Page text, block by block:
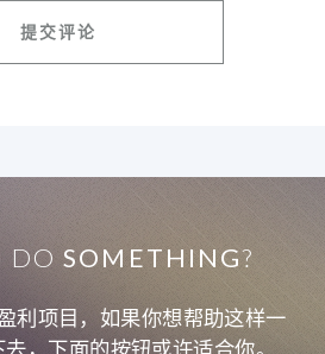
DOSOMETHING?
利项目，如果你想帮助这样一
，下面的按钮或许适合你。